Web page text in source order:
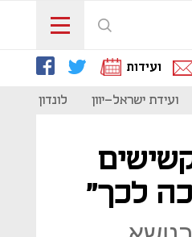
ועידות
ועידת ישראל-יוון לונדון 2023
לכך"